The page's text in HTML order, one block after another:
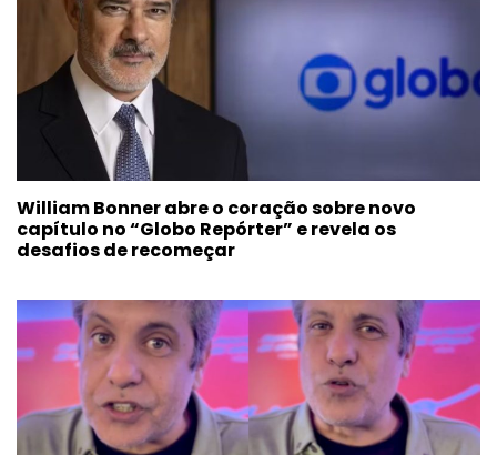
William Bonner abre o coração sobre novo
capítulo no “Globo Repórter” e revela os
desafios de recomeçar